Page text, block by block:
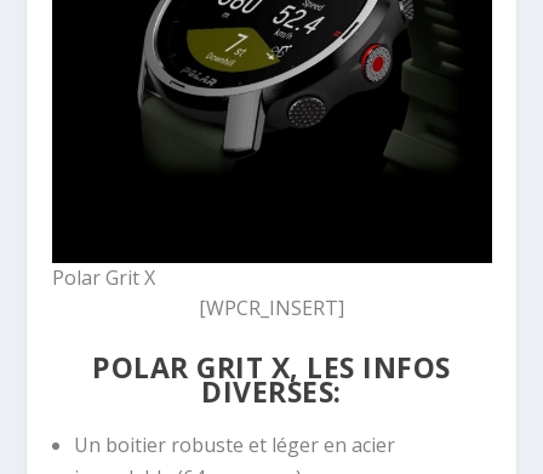
Polar Grit X
[WPCR_INSERT]
POLAR GRIT X, LES INFOS
DIVERSES:
Un boitier robuste et léger en acier